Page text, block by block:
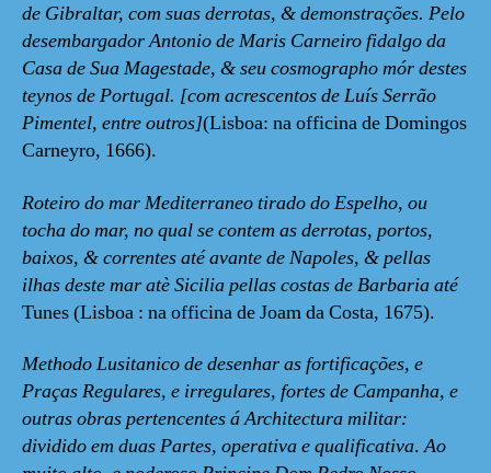
de Gibraltar, com suas derrotas, & demonstrações. Pelo
desembargador Antonio de Maris Carneiro fidalgo da
Casa de Sua Magestade, & seu cosmographo mór destes
teynos de Portugal. [com acrescentos de Luís Serrão
Pimentel, entre outros](Lisboa: na officina de Domingos
Carneyro, 1666).
Roteiro do mar Mediterraneo tirado do Espelho, ou
tocha do mar, no qual se contem as derrotas, portos,
baixos, & correntes até avante de Napoles, & pellas
ilhas deste mar atè Sicilia pellas costas de Barbaria até
Tunes (Lisboa : na officina de Joam da Costa, 1675).
Methodo Lusitanico de desenhar as fortificações, e
Praças Regulares, e irregulares, fortes de Campanha, e
outras obras pertencentes á Architectura militar:
dividido em duas Partes, operativa e qualificativa.Ao